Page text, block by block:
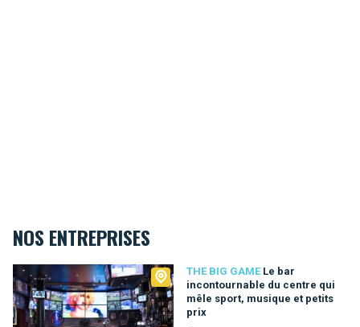
NOS ENTREPRISES
THE BIG GAME Le bar
incontournable du centre qui
mêle sport, musique et petits
prix
The Big Game